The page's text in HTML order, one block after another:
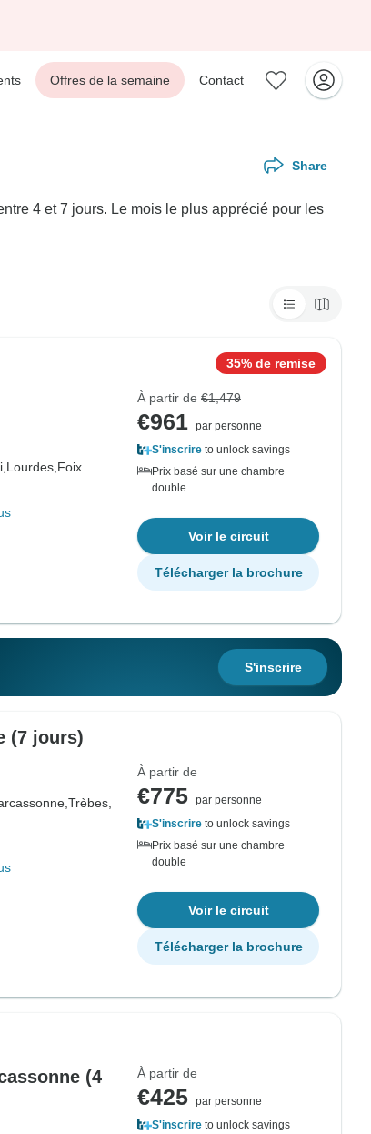
Offres de la semaine Contact
Share
4 et 7 jours. Le mois le plus apprécié pour les
Lourdes, Foix
35% de remise
À partir de €1,479
€961 par personne
S'inscrire to unlock savings
Prix basé sur une chambre
double
Voir le circuit
Télécharger la brochure
S'inscrire
(7 jours)
Trèbes,
À partir de
€775 par personne
S'inscrire to unlock savings
Prix basé sur une chambre
double
Voir le circuit
Télécharger la brochure
(4
À partir de
€425 par personne
S'inscrire to unlock savings